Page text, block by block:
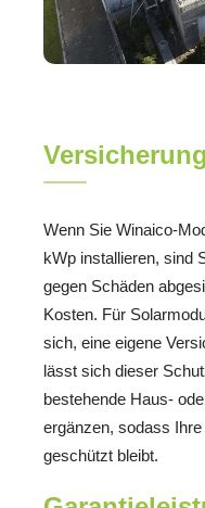
Wenn Sie Winaico-
kWp installieren, sind
gegen Schäden
Kosten. Für
sich, eine eigene
lässt sich dieser
bestehende Haus-
ergänzen, sodass
geschützt bleibt.